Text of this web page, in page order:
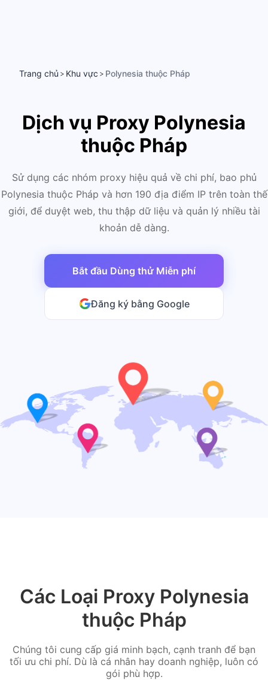
Trang chủ > Khu vực > Polynesia thuộc Pháp
Dịch vụ Proxy Polynesia
thuộc Pháp
Sử dụng các nhóm proxy hiệu quả về chi phí, bao phủ
Polynesia thuộc Pháp và hơn 190 địa điểm IP trên toàn thế
giới, để duyệt web, thu thập dữ liệu và quản lý nhiều tài
khoản dễ dàng.
Bắt đầu Dùng thử Miễn phí
Đăng ký bằng Google
Các Loại Proxy Polynesia
thuộc Pháp
Chúng tôi cung cấp giá minh bạch, cạnh tranh để bạn
tối ưu chi phí. Dù là cá nhân hay doanh nghiệp, luôn có
gói phù hợp.